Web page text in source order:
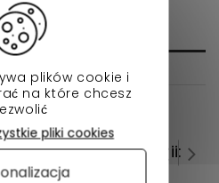
conçu pour vous!
w tej samej kategorii:
plików cookie i
na które chcesz
pliki cookies